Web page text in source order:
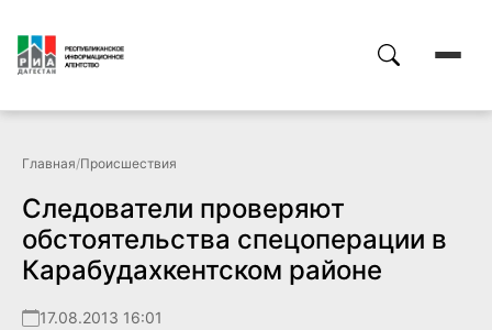
Главная/Происшествия
Следователи проверяют
обстоятельства спецоперации в
Карабудахкентском районе
17.08.2013 16:01